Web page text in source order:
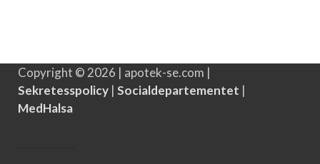
Copyright © 2026 | apotek-se.com |
Sekretesspolicy | Social­departementet |
MedHalsa